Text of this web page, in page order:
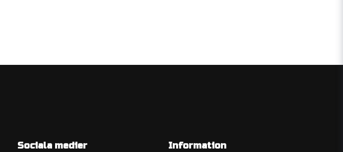
Sociala medier Information